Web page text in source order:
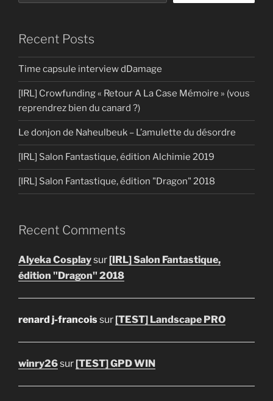
Recent Posts
Time capsule interview dDamage
[IRL] Crowfunding « Retour A La Case Mémoire » (vous
reprendrez bien du canard ?)
Le donjon de Naheulbeuk – L’amulette du désordre
[IRL] Salon Fantastique, édition Alchimie 2019
[IRL] Salon Fantastique, édition "Dragon" 2018
Recent Comments
Alyeka Cosplaysur[IRL] Salon Fantastique,
édition "Dragon" 2018
renard j-francoissur[TEST] Landscape PRO
winry26sur[TEST] GPD WIN